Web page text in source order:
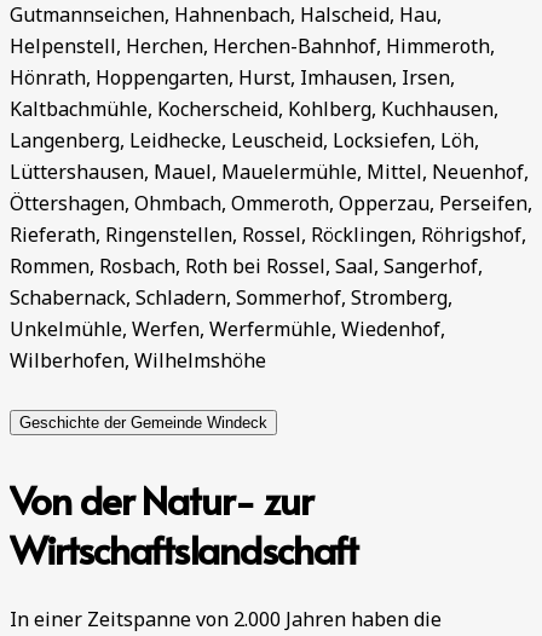
Gutmannseichen, Hahnenbach, Halscheid, Hau,
Helpenstell, Herchen, Herchen-Bahnhof, Himmeroth,
Hönrath, Hoppengarten, Hurst, Imhausen, Irsen,
Kaltbachmühle, Kocherscheid, Kohlberg, Kuchhausen,
Langenberg, Leidhecke, Leuscheid, Locksiefen, Löh,
Lüttershausen, Mauel, Mauelermühle, Mittel, Neuenhof,
Öttershagen, Ohmbach, Ommeroth, Opperzau, Perseifen,
Rieferath, Ringenstellen, Rossel, Röcklingen, Röhrigshof,
Rommen, Rosbach, Roth bei Rossel, Saal, Sangerhof,
Schabernack, Schladern, Sommerhof, Stromberg,
Unkelmühle, Werfen, Werfermühle, Wiedenhof,
Wilberhofen, Wilhelmshöhe
Geschichte der Gemeinde Windeck
Von der Natur- zur
Wirtschaftslandschaft
In einer Zeitspanne von 2.000 Jahren haben die